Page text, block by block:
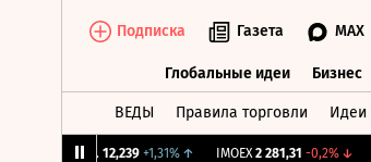
Подписка Газета MAX
Глобальные идеи Бизнес
ВЕДЫ Правила торговли Идеи
12,239 +1,31%↑ IMOEX 2 281,31 -0,2%↓